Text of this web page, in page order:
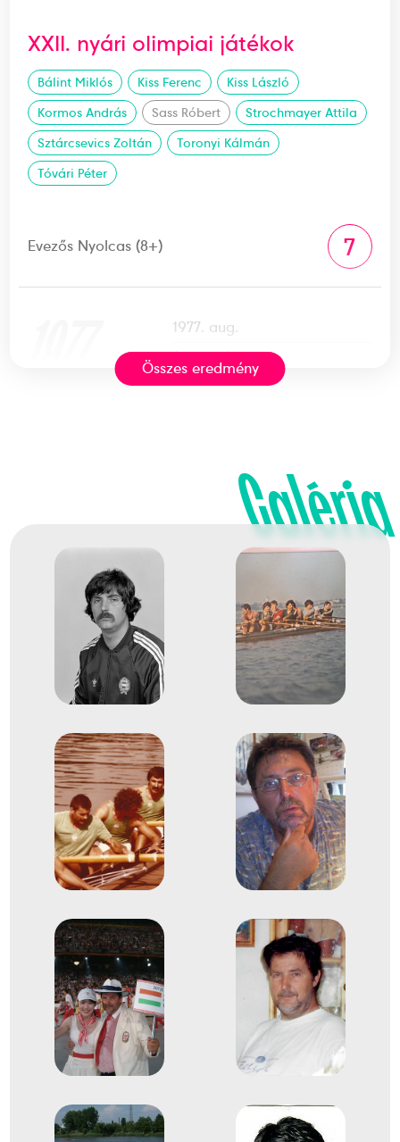
XXII. nyári olimpiai játékok
Bálint Miklós Kiss Ferenc
Kiss László
Kormos András
Sass Róbert
Strochmayer Attila
Sztárcsevics Zoltán
Toronyi Kálmán
Tóvári Péter
Evezős Nyolcas (8+) 7
1977. aug.
Amsterdam
Hollandia
Melis Zoltán
Szabadkai Attila
Bognár Jenő
Evezős Nyolcas (8+) 10
1981
1981. szept.
Németország
Evezés világbajnokság
Bálint Miklós Kiss Ferenc
Kiss László
Sztárcsevics Zoltán
Sztárcsevics János
Evezős Kormányos négyes
(4+)
10
1983
Összes eredmény
Galéria